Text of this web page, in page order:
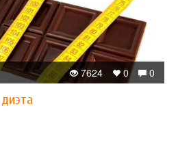
0
0
7624